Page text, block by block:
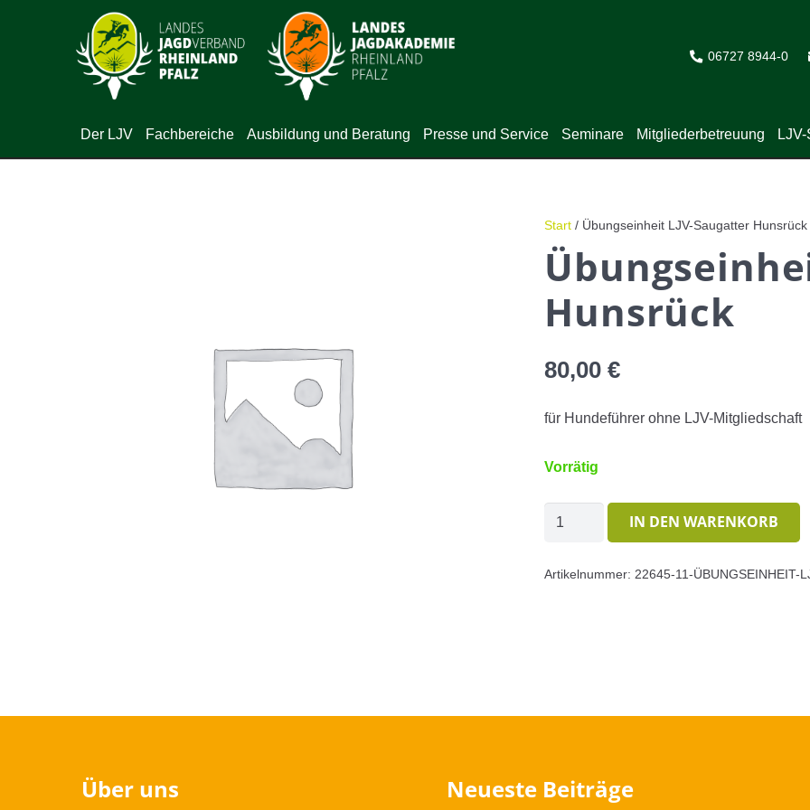
06727 8944-0
Der LJV Fachbereiche Ausbildung und Beratung Presse und Service Seminare Mitgliederbetreuung
Start / Übungseinheit LJV-Saugatter Hunsrück
Hunsrück
80,00€
für Hundeführer ohne LJV-Mitgliedschaft
Vorrätig
Übungseinheit
Saugatter
IN DEN WARENKORB
Artikelnummer:22645-11-ÜBUNGSEINHEIT-
Über uns Neueste Beiträge